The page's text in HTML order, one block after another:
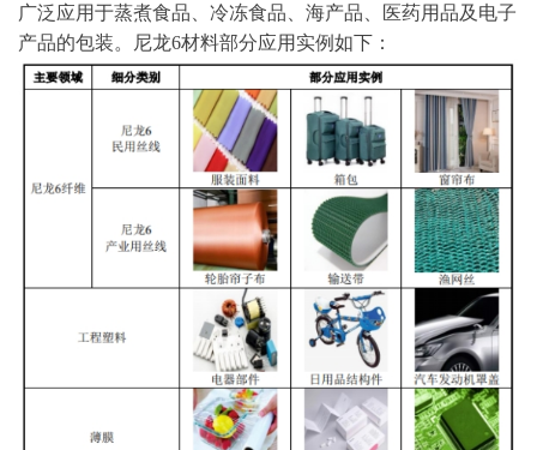
广泛应用于蒸煮食品、冷冻食品、海产品、医药用品及电子
产品的包装。尼龙6材料部分应用实例如下：